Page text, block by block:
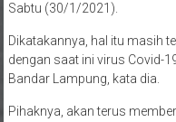
Sabtu (30/1/2021).
Dikatakannya, hal itu masih
dengan saat ini virus Covid-
Bandar Lampung, kata dia.
Pihaknya, akan terus